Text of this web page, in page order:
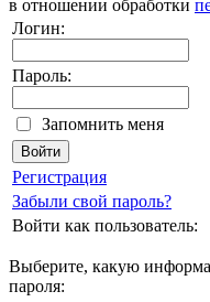
в отношении обработки
Логин:
Пароль:
Запомнить меня
Регистрация
Забыли свой пароль?
Войти как пользователь:
Выберите, какую
пароля: